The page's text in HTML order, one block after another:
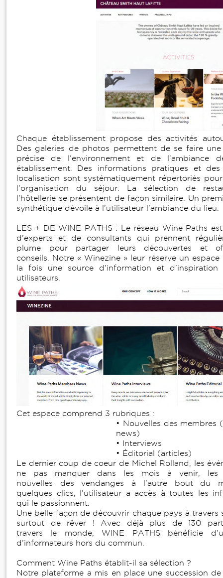
Chaque établissement propose des activités
Des galeries de photos permettent de se faire
précise de l’environnement et de l’ambiance
établissement. Des informations pratiques et
localisation sont systématiquement répertoriés
l’organisation du séjour. La sélection de
l’hôtellerie se présentent de façon similaire. Un
synthétique dévoile à l’utilisateur l’ambiance du lieu.
LES + DE WINE PATHS : Le réseau Wine Paths
d’experts et de consultants qui prennent
plume pour partager leurs découvertes et
conseils. Notre « Winezine » leur réserve un espace
la fois une source d’information et
utilisateurs.
Cet espace comprend 3 rubriques :
• Nouvelles des membres
news)
• Interviews
• Éditorial (articles)
Le dernier coup de coeur de Michel Rolland, les
ne pas manquer dans les mois à venir, les
nouvelles des vendanges à l’autre bout du
quelques clics, l’utilisateur a accès à toutes les
qui le passionnent.
Une belle façon de découvrir chaque pays à travers
surtout de rêver ! Avec déjà plus de 130
travers le monde, WINE PATHS bénéficie
d’informateurs hors du commun.
Comment Wine Paths établit-il sa sélection ?
Notre plateforme a mis en place une succession